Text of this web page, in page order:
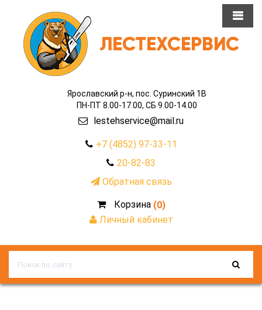
Ярославский р-н, пос. Суринский 1В
ПН-ПТ 8.00-17.00, СБ 9.00-14.00
lestehservice@mail.ru
+7 (4852) 97-33-11
20-82-83
Обратная связь
Корзина (0)
Личный кабинет